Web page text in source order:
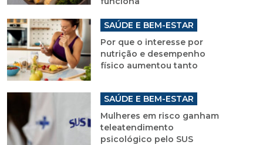
SAÚDE E BEM-ESTAR
Por que o interesse por
nutrição e desempenho
físico aumentou tanto
SAÚDE E BEM-ESTAR
Mulheres em risco ganham
teleatendimento
psicológico pelo SUS